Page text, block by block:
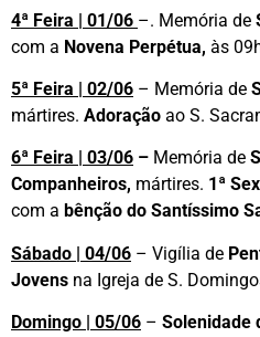
4ª Feira | 01/06 –. Memória de
com a Novena Perpétua, às
5ª Feira | 02/06 – Memória de
mártires. Adoração ao S.
6ª Feira | 03/06 – Memória de
Companheiros, mártires. 1ª
com a bênção do Santíssimo
Sábado | 04/06 – Vigília de
Jovens na Igreja de S.
Domingo | 05/06 – Solenidade